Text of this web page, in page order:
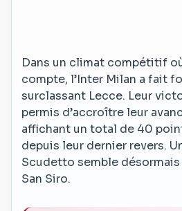
Dans un climat compétitif
compte, l’Inter Milan a fait
surclassant Lecce. Leur
permis d’accroître leur
affichant un total de 40
depuis leur dernier revers.
Scudetto semble
San Siro.